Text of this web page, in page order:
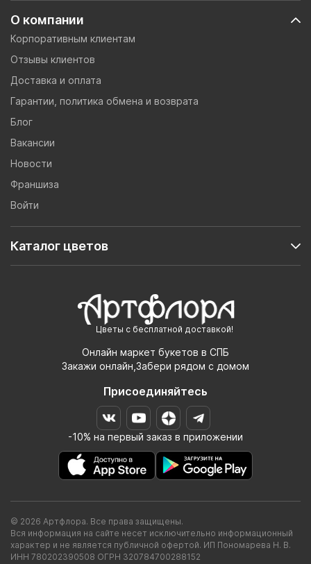
Цветы с бесплатной доставкой!
Онлайн маркет букетов в СПБ
Закажи онлайн,Забери рядом с домом
Присоединяйтесь
-10% на первый заказ в приложении
О компании
Корпоративным клиентам
Отзывы клиентов
Доставка и оплата
Гарантии, политика обмена и возврата
Блог
Вакансии
Новости
Франшиза
Войти
Каталог цветов
© 2026 Артфлора. Все права защищены.
Вся информация на сайте несет исключительно информационный
характер и не является публичной офертой. ИП Пономарева Н. В.
ИНН 780202390508 ОГРН 320784700288152